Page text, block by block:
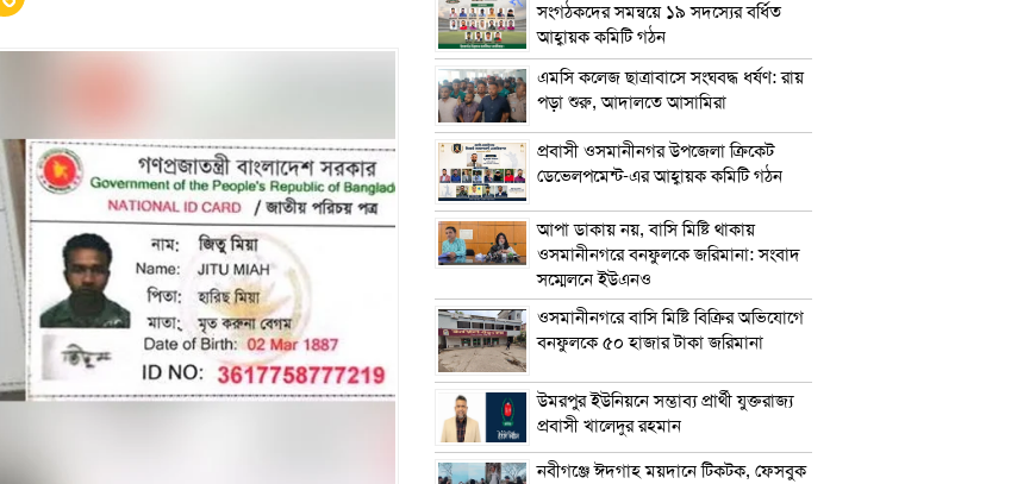
সংগঠকদের সমন্বয়ে ১৯ সদস্যের বর্ধিত
আহ্বায়ক কমিটি গঠন
এম‌সি কলেজ ছাত্রাবাসে সংঘবদ্ধ ধর্ষণ: রায়
পড়া শুরু, আদালতে আসামিরা
প্রবাসী ওসমানীনগর উপজেলা ক্রিকেট
ডেভেলপমেন্ট-এর আহ্বায়ক কমিটি গঠন
আপা ডাকায় নয়, বাসি মিষ্টি থাকায়
ওসমানীনগরে বনফুলকে জরিমানা: সংবাদ
সম্মেলনে ইউএনও
ওসমানীনগরে বাসি মিষ্টি বিক্রির অভিযোগে
বনফুলকে ৫০ হাজার টাকা জরিমানা
উমরপুর ইউনিয়নে সম্ভাব্য প্রার্থী যুক্তরাজ্য
প্রবাসী খালেদুর রহমান
নবীগঞ্জে ঈদগাহ ময়দানে টিকটক, ফেসবুক